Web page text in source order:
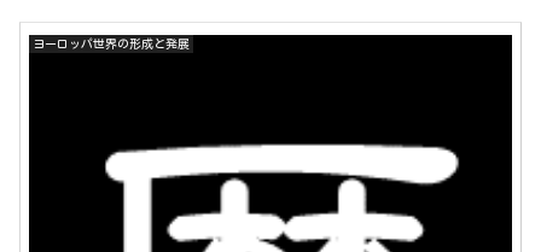
ヨーロッパ世界の形成と発展